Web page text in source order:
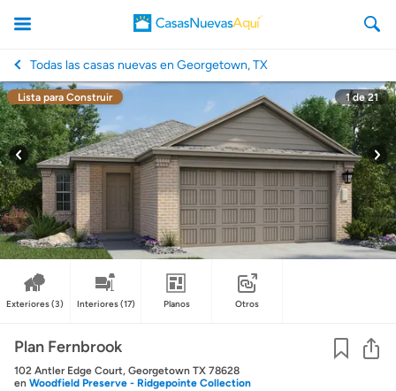
CasasNuevasAqui
Todas las casas nuevas en Georgetown, TX
Lista para Construir 1de21
Exteriores(3) Interiores(17) Planos Otros
Plan Fernbrook
102 Antler Edge Court, Georgetown TX 78628
en Woodfield Preserve - Ridgepointe Collection